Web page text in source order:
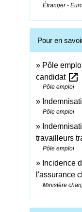
Étranger -
Pour en
Pôle
candidat open_in_new
Pôle emploi
Pôle emploi
travailleurs
Pôle emploi
Incidence
l'assurance
Ministère